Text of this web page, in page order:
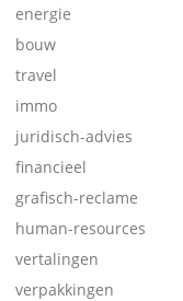
energie
bouw
travel
immo
juridisch-advies
financieel
grafisch-reclame
human-resources
vertalingen
verpakkingen